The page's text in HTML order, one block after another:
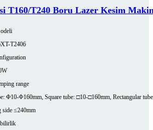
T160/T240 Boru Lazer Kesim
XT-T2406
range
Φ10-Φ160mm, Square tube: □10-□160mm, Rectangular
side ≤240mm